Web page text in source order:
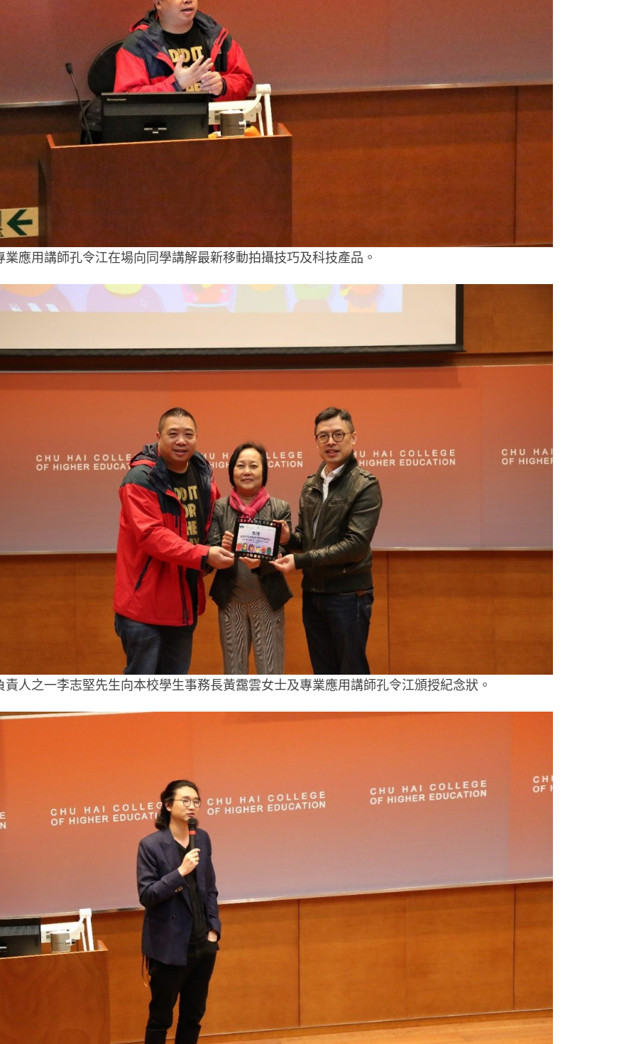
業應用講師孔令江在場向同學講解最新移動拍攝技巧及科技產品。
責人之一李志堅先生向本校學生事務長黃靄雲女士及專業應用講師孔令江頒授紀念狀。